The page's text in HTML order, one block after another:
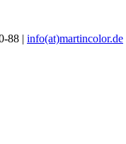
88 | info(at)martincolor.de